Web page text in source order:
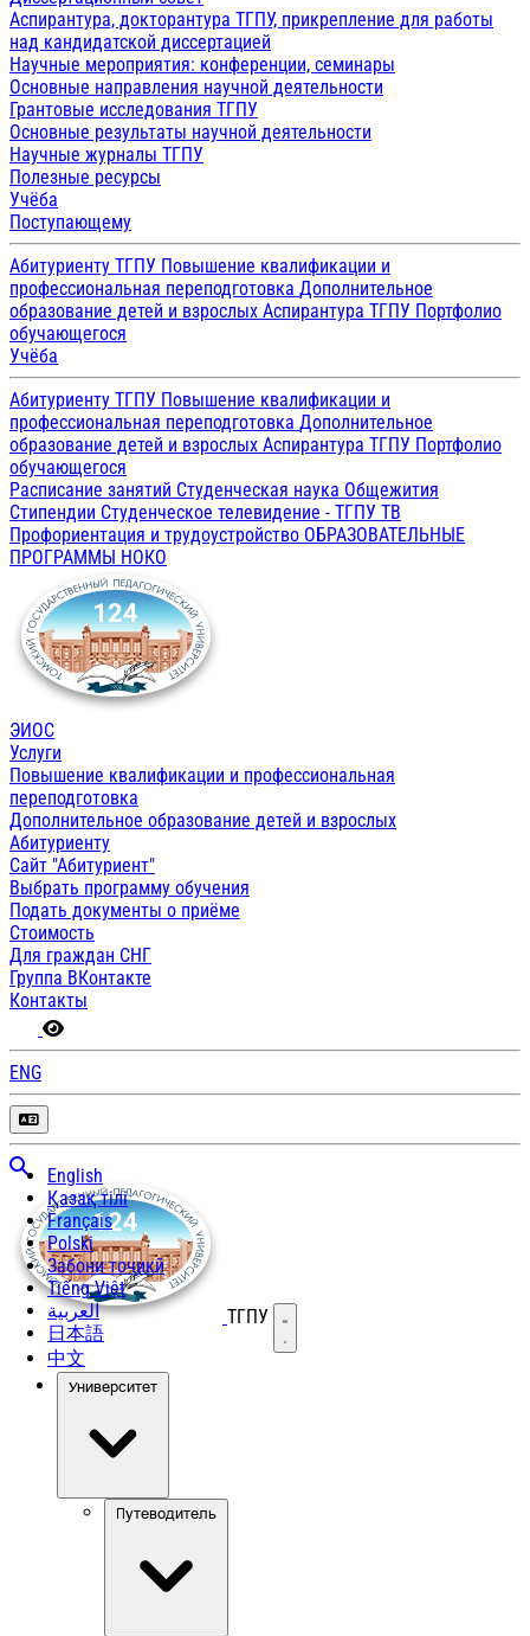
Аспирантура, докторантура ТГПУ, прикрепление для работы
над кандидатской диссертацией
Научные мероприятия: конференции, семинары
Основные направления научной деятельности
Грантовые исследования ТГПУ
Основные результаты научной деятельности
Научные журналы ТГПУ
Полезные ресурсы
Учёба
Поступающему
Абитуриенту ТГПУ Повышение квалификации и
профессиональная переподготовка Дополнительное
образование детей и взрослых Аспирантура ТГПУ Портфолио
обучающегося
Учёба
Абитуриенту ТГПУ Повышение квалификации и
профессиональная переподготовка Дополнительное
образование детей и взрослых Аспирантура ТГПУ Портфолио
обучающегося
Расписание занятий Студенческая наука Общежития
Стипендии Студенческое телевидение - ТГПУ ТВ
Профориентация и трудоустройство ОБРАЗОВАТЕЛЬНЫЕ
ПРОГРАММЫ НОКО
ЭИОС
Услуги
Повышение квалификации и профессиональная
переподготовка
Дополнительное образование детей и взрослых
Абитуриенту
Сайт "Абитуриент"
Выбрать программу обучения
Подать документы о приёме
Стоимость
Для граждан СНГ
Группа ВКонтакте
Контакты
ENG
English
Қазақ тілі
Français
Polski
Забони тоҷикӣ
Tiếng Việt
العربية
日本語
中文
ТГПУ Открыть меню
Университет
Путеводитель